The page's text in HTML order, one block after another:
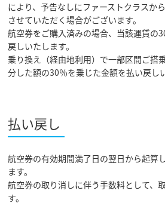
により、予告なしにファーストクラスか
させていただく場合がございます。
航空券をご購入済みの場合、当該運賃の
戻しいたします。
乗り換え（経由地利用）で一部区間ご搭
分した額の30％を乗じた金額を払い戻し
払い戻し
航空券の有効期間満了日の翌日から起算
ます。
航空券の取り消しに伴う手数料として、
す。